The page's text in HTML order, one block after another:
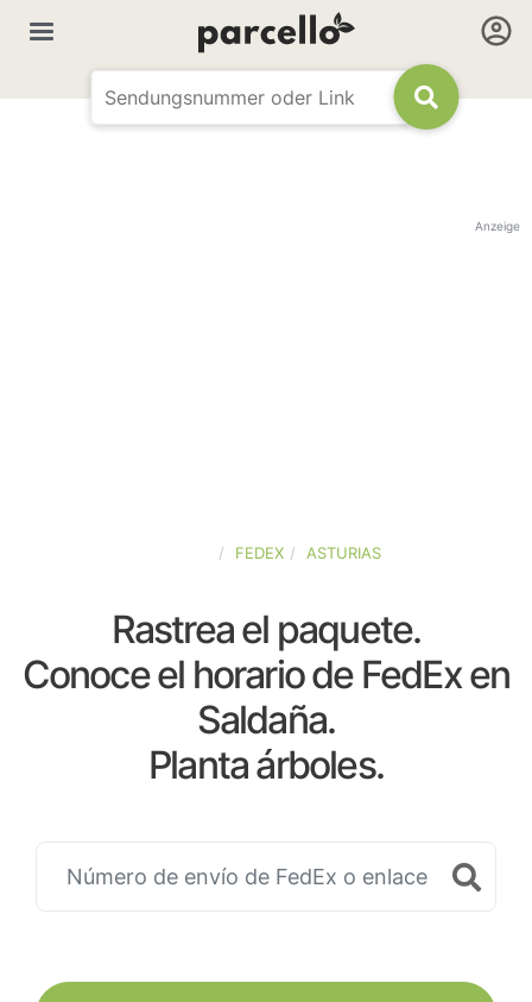
Anzeige
FEDEX ASTURIAS
Rastrea el paquete.
Conoce el horario de FedEx en
Saldaña.
Planta árboles.